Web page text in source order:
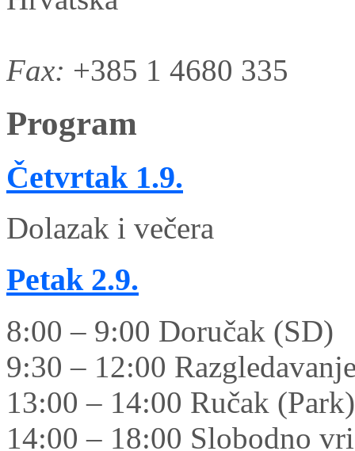
Fax: +385 1 4680 335
Program
Četvrtak 1.9.
Dolazak i večera
Petak2.9.
8:00 – 9:00 Doručak (SD)
9:30 – 12:00
13:00 – 14:00 Ručak (Park)
14:00 – 18:00 Slobodno